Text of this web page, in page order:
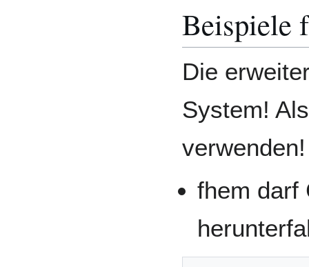
Beispiele
Die
System!
verwenden!
fhem darf